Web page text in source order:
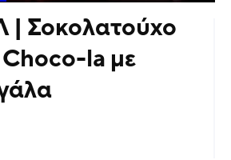
Σοκολατούχο
la με